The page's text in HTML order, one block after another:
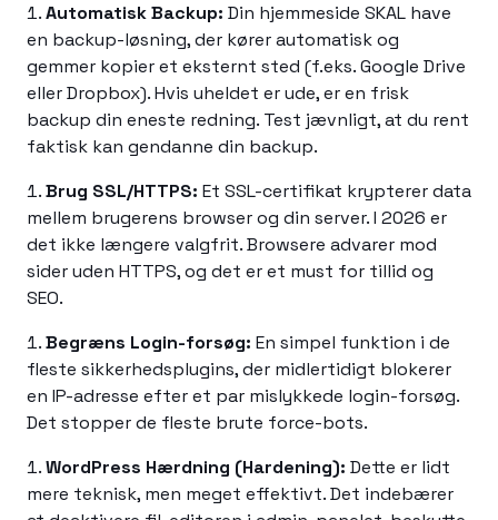
Automatisk Backup: Din hjemmeside SKAL have
en backup-løsning, der kører automatisk og
gemmer kopier et eksternt sted (f.eks. Google Drive
eller Dropbox). Hvis uheldet er ude, er en frisk
backup din eneste redning. Test jævnligt, at du rent
faktisk kan gendanne din backup.
Brug SSL/HTTPS: Et SSL-certifikat krypterer data
mellem brugerens browser og din server. I 2026 er
det ikke længere valgfrit. Browsere advarer mod
sider uden HTTPS, og det er et must for tillid og
SEO.
Begræns Login-forsøg: En simpel funktion i de
fleste sikkerhedsplugins, der midlertidigt blokerer
en IP-adresse efter et par mislykkede login-forsøg.
Det stopper de fleste brute force-bots.
WordPress Hærdning (Hardening): Dette er lidt
mere teknisk, men meget effektivt. Det indebærer